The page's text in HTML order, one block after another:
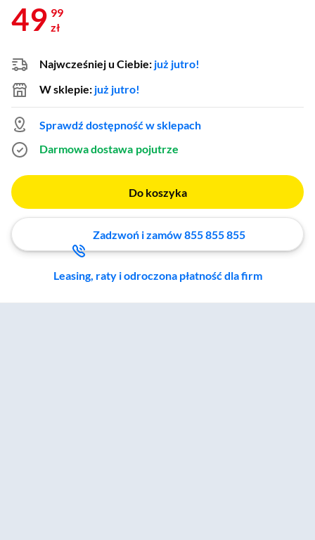
49 99
zł
Najwcześniej u Ciebie: już jutro!
W sklepie: już jutro!
Sprawdź dostępność w sklepach
Darmowa dostawa pojutrze
Do koszyka
Zadzwoń i zamów 855 855 855
Leasing, raty i odroczona płatność dla firm